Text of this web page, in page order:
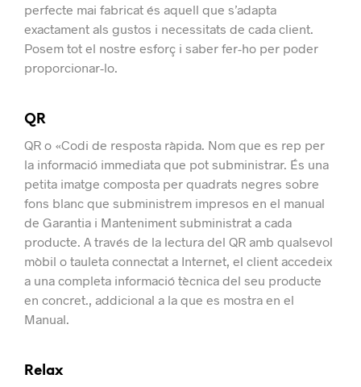
perfecte mai fabricat és aquell que s’adapta
exactament als gustos i necessitats de cada client.
Posem tot el nostre esforç i saber fer-ho per poder
proporcionar-lo.
QR
QR o «Codi de resposta ràpida. Nom que es rep per
la informació immediata que pot subministrar. És una
petita imatge composta per quadrats negres sobre
fons blanc que subministrem impresos en el manual
de Garantia i Manteniment subministrat a cada
producte. A través de la lectura del QR amb qualsevol
mòbil o tauleta connectat a Internet, el client accedeix
a una completa informació tècnica del seu producte
en concret., addicional a la que es mostra en el
Manual.
Relax